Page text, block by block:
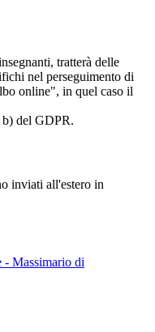
tratterà delle
nel perseguimento di
online", in quel caso il
b) del GDPR.
inviati all'estero in
- Massimario di